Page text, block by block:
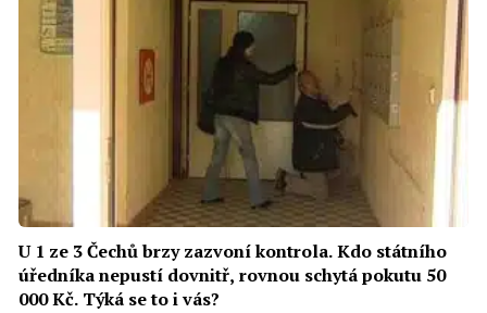
U 1 ze 3 Čechů brzy zazvoní kontrola. Kdo státního
úředníka nepustí dovnitř, rovnou schytá pokutu 50
000 Kč. Týká se to i vás?